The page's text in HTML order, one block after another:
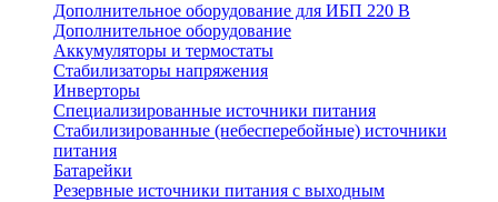
Дополнительное оборудование для ИБП 220 В
Дополнительное оборудование
Аккумуляторы и термостаты
Стабилизаторы напряжения
Инверторы
Специализированные источники питания
Стабилизированные (небесперебойные) источники
питания
Батарейки
Резервные источники питания с выходным